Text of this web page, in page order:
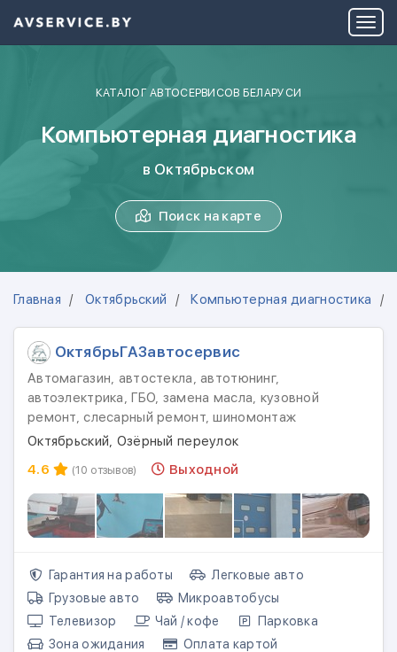
КАТАЛОГ АВТОСЕРВИСОВ БЕЛАРУСИ
Компьютерная диагностика
в Октябрьском
Поиск на карте
Главная Октябрьский Компьютерная диагностика
ОктябрьГАЗавтосервис
Автомагазин, автостекла, автотюнинг,
автоэлектрика, ГБО, замена масла, кузовной
ремонт, слесарный ремонт, шиномонтаж
Октябрьский, Озёрный переулок
4.6
(10 отзывов) Выходной
Гарантия на работы
Легковые авто
Грузовые авто
Микроавтобусы
Телевизор
Чай / кофе
Парковка
Зона ожидания
Оплата картой